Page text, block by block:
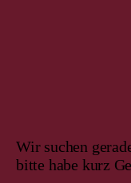
Wir suchen
bitte habe kurz